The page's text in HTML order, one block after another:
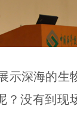
示深海的生
？ 没有到现